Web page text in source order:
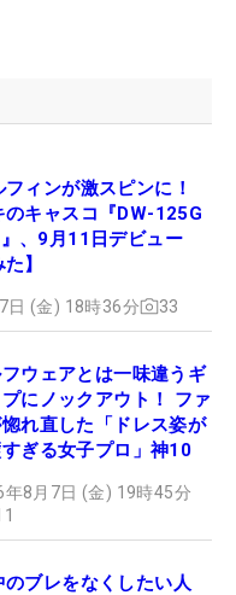
ィンが激スピンに！
のキャスコ『DW-125G
、9月11日デビュー
】
日 (金) 18時36分 33
フウェアとは一味違うギ
にノックアウト！ ファ
れ直した「ドレス姿が
ぎる女子プロ」神10
年8月7日 (金) 19時45分
のブレをなくしたい人